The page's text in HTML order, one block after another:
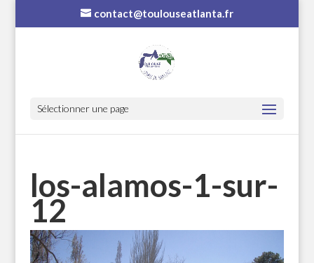
contact@toulouseatlanta.fr
Sélectionner une page
los-alamos-1-sur-
12